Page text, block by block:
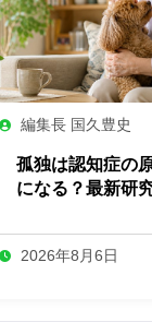
編集長 国久豊史
孤独は認知症の
になる？最新研
支える「つなが
の力
2026年8月6日